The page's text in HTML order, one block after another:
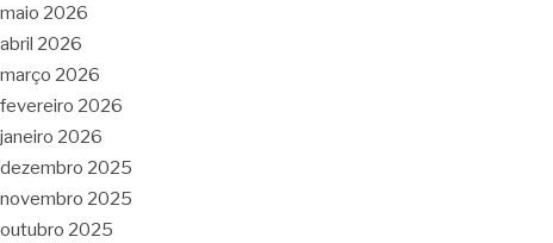
maio 2026
abril 2026
março 2026
fevereiro 2026
janeiro 2026
dezembro 2025
novembro 2025
outubro 2025